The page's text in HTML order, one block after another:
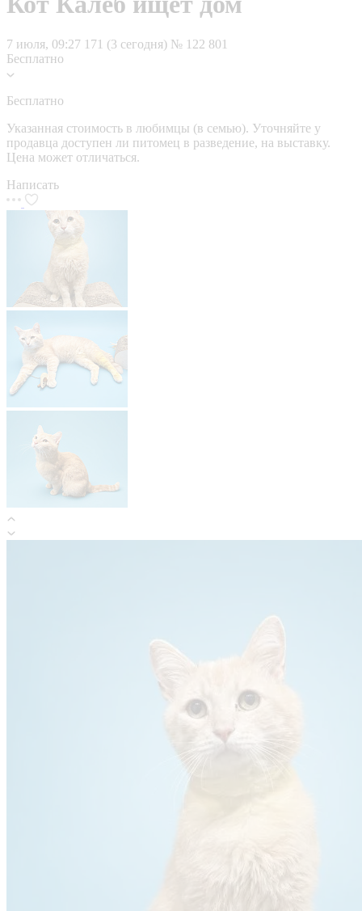
7 июля, 09:27 171 (3 сегодня) № 122 801
Бесплатно
Бесплатно
Указанная стоимость в любимцы (в семью). Уточняйте у
продавца доступен ли питомец в разведение, на выставку.
Цена может отличаться.
Написать